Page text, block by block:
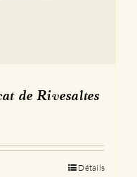
de Rivesaltes
Détails